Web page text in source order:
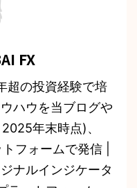
FX
超の投資経験で培
ハウを当ブログや
年末時点)、
フォームで発信 |
ナルインジケータ